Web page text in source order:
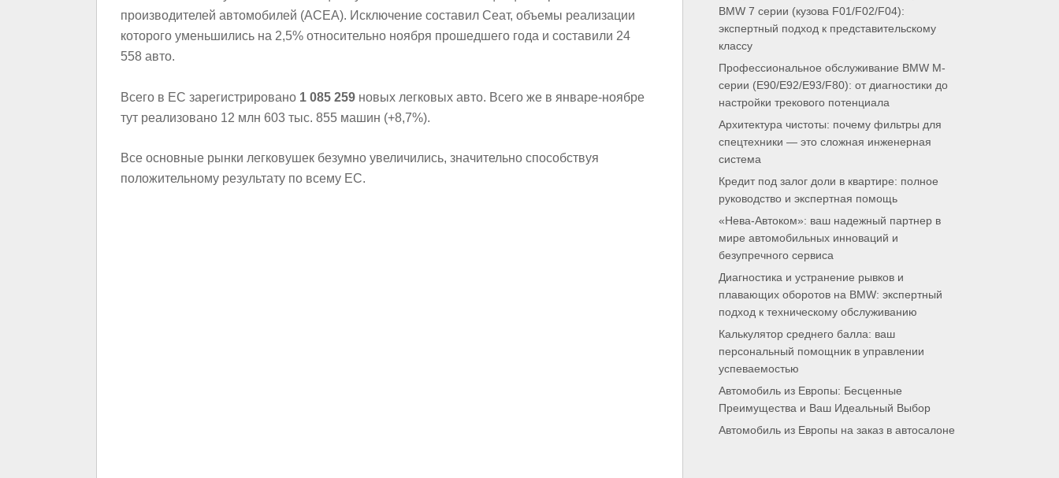
производителей автомобилей (ACEA). Исключение составил Сеат, объемы реализации
которого уменьшились на 2,5% относительно ноября прошедшего года и составили 24
558 авто.
Всего в EC зарегистрировано 1 085 259 новых легковых авто. Всего же в январе-ноябре
тут реализовано 12 млн 603 тыс. 855 машин (+8,7%).
Все основные рынки легковушек безумно увеличились, значительно способствуя
положительному результату по всему ЕС.
BMW 7 серии (кузова F01/F02/F04):
экспертный подход к представительскому
классу
Профессиональное обслуживание BMW M-
серии (E90/E92/E93/F80): от диагностики до
настройки трекового потенциала
Архитектура чистоты: почему фильтры для
спецтехники — это сложная инженерная
система
Кредит под залог доли в квартире: полное
руководство и экспертная помощь
«Нева-Автоком»: ваш надежный партнер в
мире автомобильных инноваций и
безупречного сервиса
Диагностика и устранение рывков и
плавающих оборотов на BMW: экспертный
подход к техническому обслуживанию
Калькулятор среднего балла: ваш
персональный помощник в управлении
успеваемостью
Автомобиль из Европы: Бесценные
Преимущества и Ваш Идеальный Выбор
Автомобиль из Европы на заказ в автосалоне